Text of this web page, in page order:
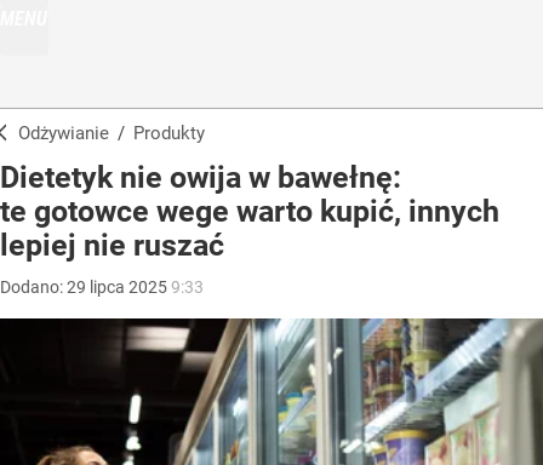
Odżywianie / Produkty
Dietetyk nie owija w bawełnę:
te gotowce wege warto kupić, innych
lepiej nie ruszać
Dodano:29 lipca 20259:33